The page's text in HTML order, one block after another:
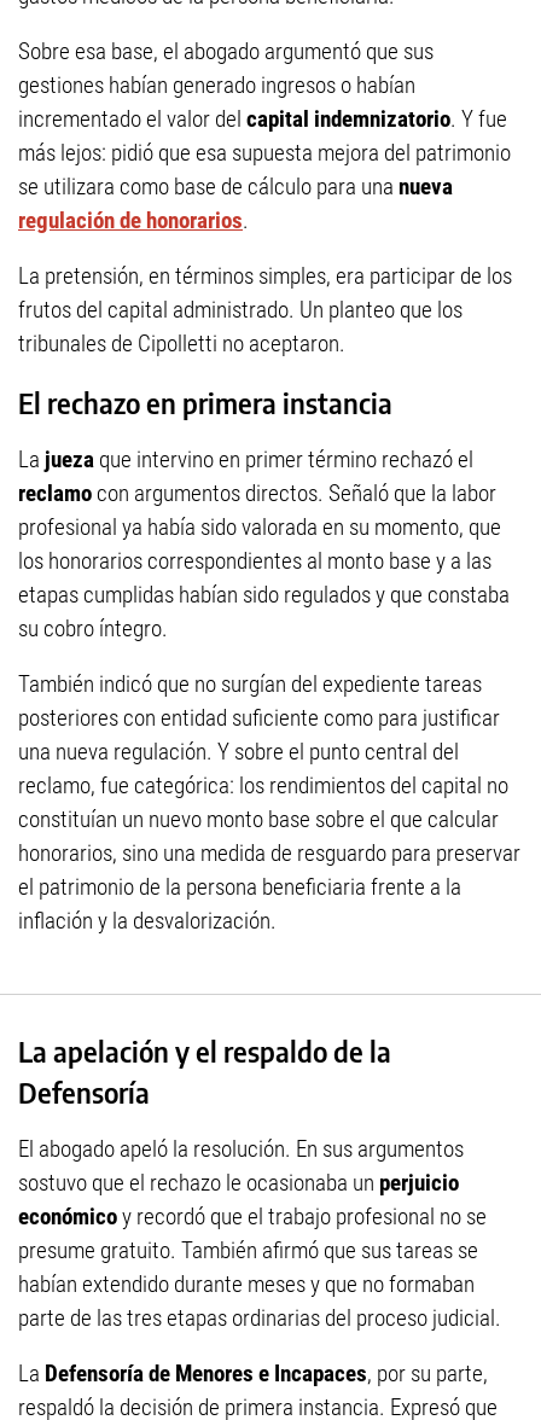
Sobre esa base, el abogado argumentó que sus
gestiones habían generado ingresos o habían
incrementado el valor del capital indemnizatorio. Y fue
más lejos: pidió que esa supuesta mejora del patrimonio
se utilizara como base de cálculo para una nueva
regulación de honorarios.
La pretensión, en términos simples, era participar de los
frutos del capital administrado. Un planteo que los
tribunales de Cipolletti no aceptaron.
El rechazo en primera instancia
La jueza que intervino en primer término rechazó el
reclamo con argumentos directos. Señaló que la labor
profesional ya había sido valorada en su momento, que
los honorarios correspondientes al monto base y a las
etapas cumplidas habían sido regulados y que constaba
su cobro íntegro.
También indicó que no surgían del expediente tareas
posteriores con entidad suficiente como para justificar
una nueva regulación. Y sobre el punto central del
reclamo, fue categórica: los rendimientos del capital no
constituían un nuevo monto base sobre el que calcular
honorarios, sino una medida de resguardo para preservar
el patrimonio de la persona beneficiaria frente a la
inflación y la desvalorización.
La apelación y el respaldo de la
Defensoría
El abogado apeló la resolución. En sus argumentos
sostuvo que el rechazo le ocasionaba un perjuicio
económicoy recordó que el trabajo profesional no se
presume gratuito. También afirmó que sus tareas se
habían extendido durante meses y que no formaban
parte de las tres etapas ordinarias del proceso judicial.
La Defensoría de Menores e Incapaces, por su parte,
respaldó la decisión de primera instancia. Expresó que